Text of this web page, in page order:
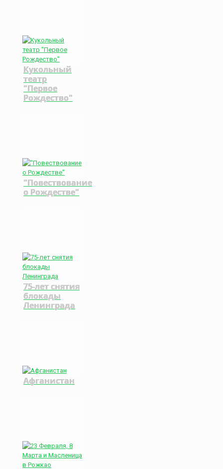
Кукольный
театр
"Первое
Рождество"
"Повествование
о Рождестве"
75-лет снятия
блокады
Ленинграда
Афганистан